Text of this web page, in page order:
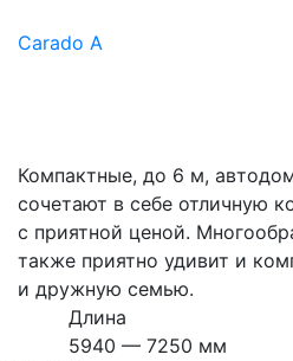
Carado A
Компактные, до 6 м,
сочетают в себе отличную
с приятной ценой.
также приятно удивит и
и дружную семью.
Длина
5940 — 7250 мм